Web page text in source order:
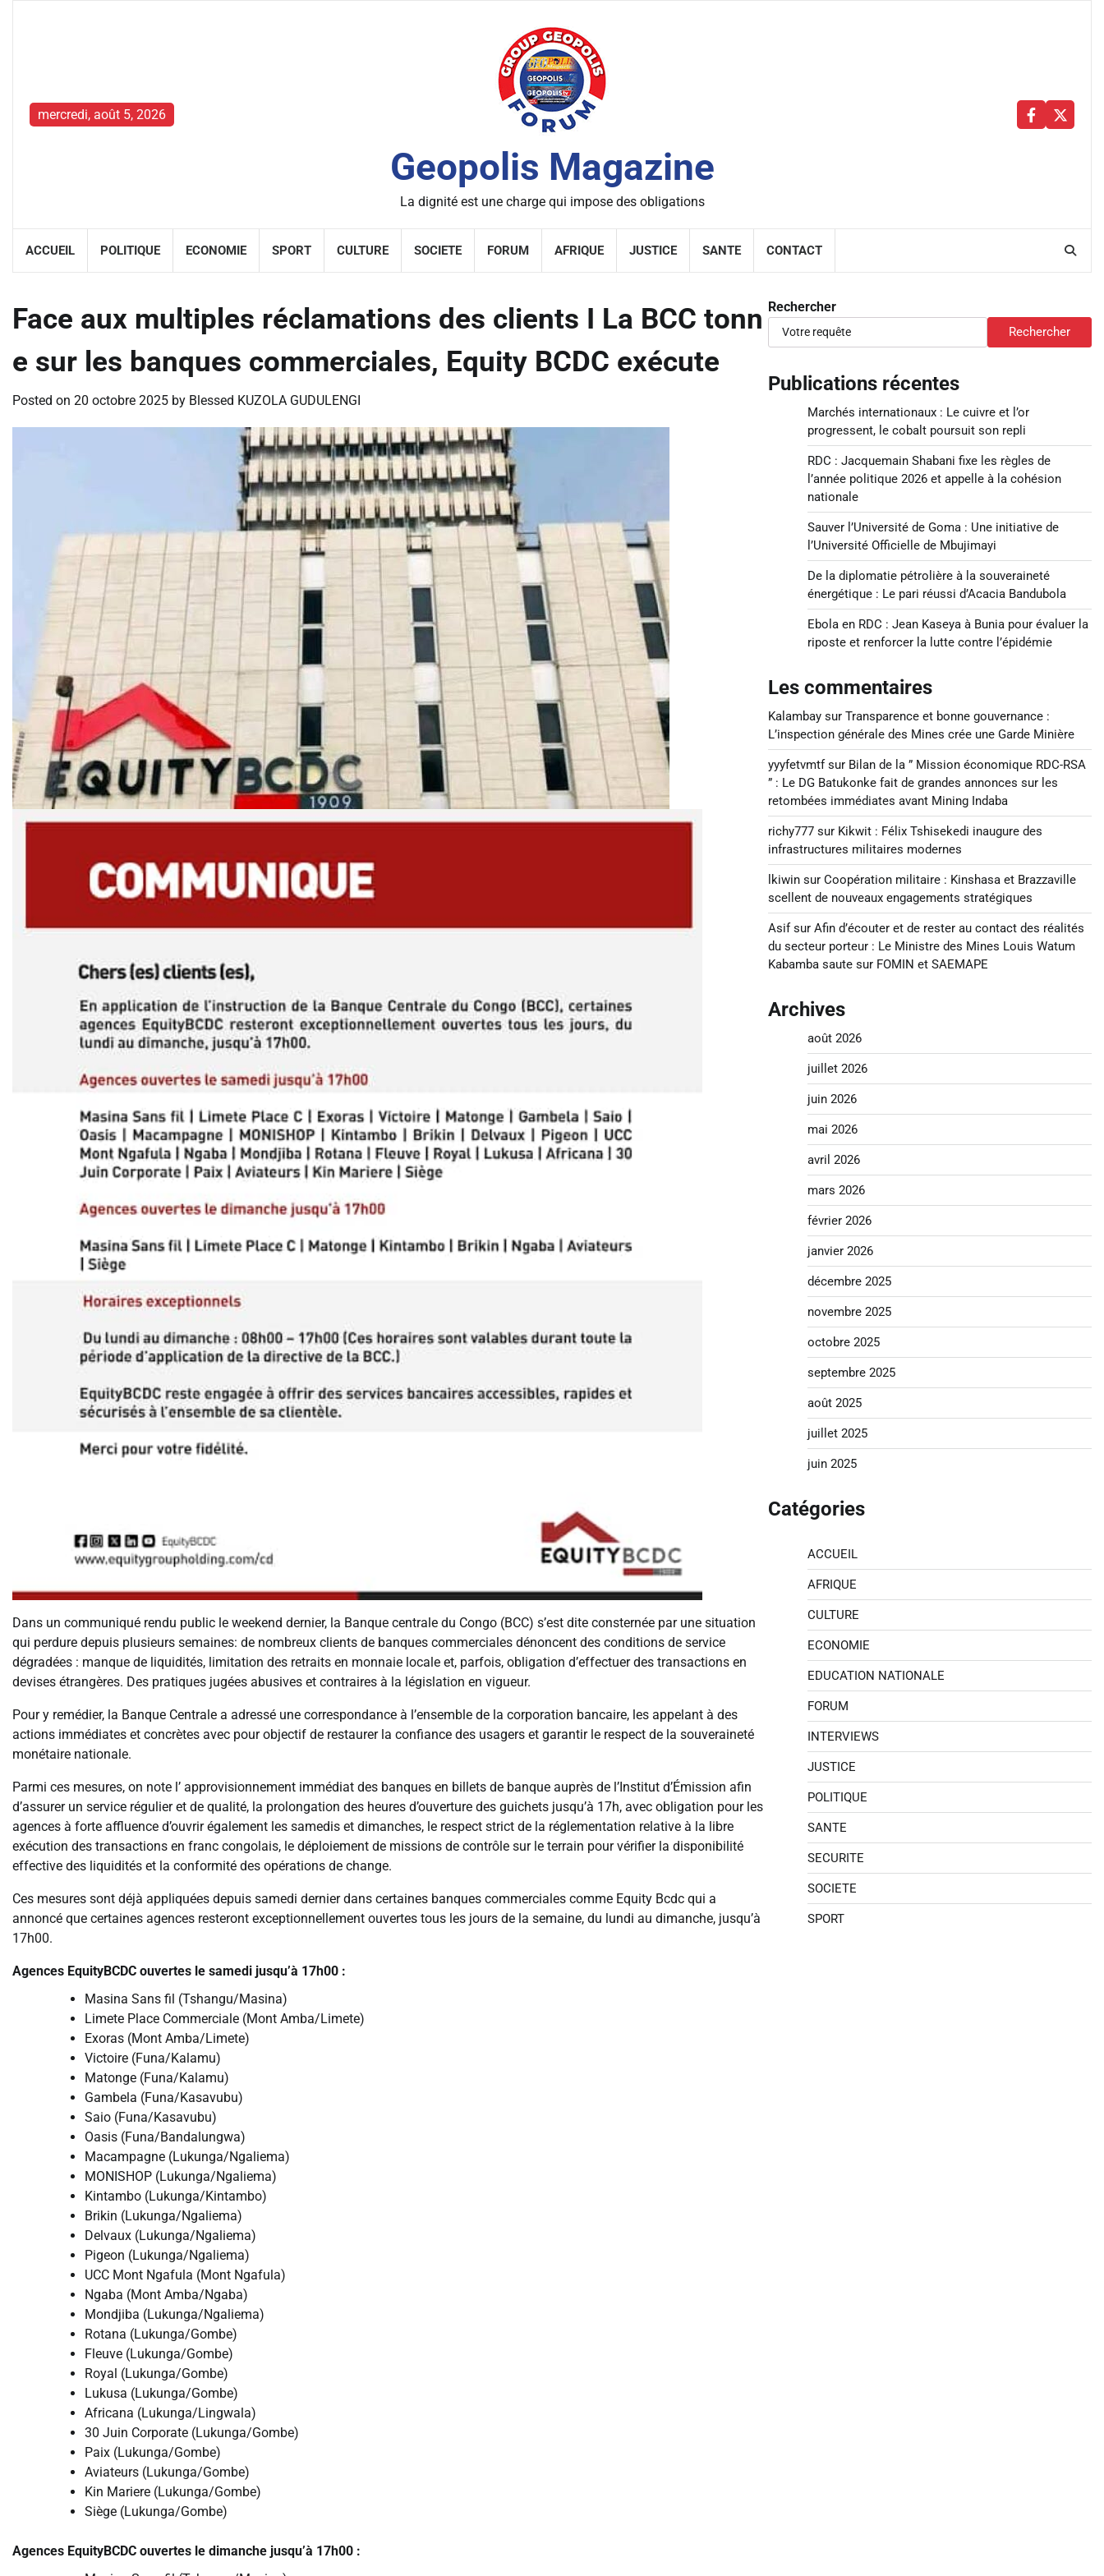
mercredi, août 5, 2026
Geopolis Magazine
La dignité est une charge qui impose des obligations
Facebbok
X
ACCUEIL POLITIQUE ECONOMIE SPORT CULTURE SOCIETE FORUM AFRIQUE JUSTICE SANTE CONTACT
Face aux multiples réclamations des clients I La BCC tonn
e sur les banques commerciales, Equity BCDC exécute
Posted on 20 octobre 2025 by Blessed KUZOLA GUDULENGI
Dans un communiqué rendu public le weekend dernier, la Banque centrale du Congo (BCC) s’est dite consternée par une situation
qui perdure depuis plusieurs semaines: de nombreux clients de banques commerciales dénoncent des conditions de service
dégradées : manque de liquidités, limitation des retraits en monnaie locale et, parfois, obligation d’effectuer des transactions en
devises étrangères. Des pratiques jugées abusives et contraires à la législation en vigueur.
Pour y remédier, la Banque Centrale a adressé une correspondance à l’ensemble de la corporation bancaire, les appelant à des
actions immédiates et concrètes avec pour objectif de restaurer la confiance des usagers et garantir le respect de la souveraineté
monétaire nationale.
Parmi ces mesures, on note l’ approvisionnement immédiat des banques en billets de banque auprès de l’Institut d’Émission afin
d’assurer un service régulier et de qualité, la prolongation des heures d’ouverture des guichets jusqu’à 17h, avec obligation pour les
agences à forte affluence d’ouvrir également les samedis et dimanches, le respect strict de la réglementation relative à la libre
exécution des transactions en franc congolais, le déploiement de missions de contrôle sur le terrain pour vérifier la disponibilité
effective des liquidités et la conformité des opérations de change.
Ces mesures sont déjà appliquées depuis samedi dernier dans certaines banques commerciales comme Equity Bcdc qui a
annoncé que certaines agences resteront exceptionnellement ouvertes tous les jours de la semaine, du lundi au dimanche, jusqu’à
17h00.
Agences EquityBCDC ouvertes le samedi jusqu’à 17h00 :
Masina Sans fil (Tshangu/Masina)
Limete Place Commerciale (Mont Amba/Limete)
Exoras (Mont Amba/Limete)
Victoire (Funa/Kalamu)
Matonge (Funa/Kalamu)
Gambela (Funa/Kasavubu)
Saio (Funa/Kasavubu)
Oasis (Funa/Bandalungwa)
Macampagne (Lukunga/Ngaliema)
MONISHOP (Lukunga/Ngaliema)
Kintambo (Lukunga/Kintambo)
Brikin (Lukunga/Ngaliema)
Delvaux (Lukunga/Ngaliema)
Pigeon (Lukunga/Ngaliema)
UCC Mont Ngafula (Mont Ngafula)
Ngaba (Mont Amba/Ngaba)
Mondjiba (Lukunga/Ngaliema)
Rotana (Lukunga/Gombe)
Fleuve (Lukunga/Gombe)
Royal (Lukunga/Gombe)
Lukusa (Lukunga/Gombe)
Africana (Lukunga/Lingwala)
30 Juin Corporate (Lukunga/Gombe)
Paix (Lukunga/Gombe)
Aviateurs (Lukunga/Gombe)
Kin Mariere (Lukunga/Gombe)
Siège (Lukunga/Gombe)
Agences EquityBCDC ouvertes le dimanche jusqu’à 17h00 :
Rechercher
Rechercher
Publications récentes
Marchés internationaux : Le cuivre et l’or
progressent, le cobalt poursuit son repli
RDC : Jacquemain Shabani fixe les règles de
l’année politique 2026 et appelle à la cohésion
nationale
Sauver l’Université de Goma : Une initiative de
l’Université Officielle de Mbujimayi
De la diplomatie pétrolière à la souveraineté
énergétique : Le pari réussi d’Acacia Bandubola
Ebola en RDC : Jean Kaseya à Bunia pour évaluer la
riposte et renforcer la lutte contre l’épidémie
Les commentaires
Kalambaysur Transparence et bonne gouvernance :
L’inspection générale des Mines crée une Garde Minière
yyyfetvmtfsur Bilan de la ” Mission économique RDC-RSA
” : Le DG Batukonke fait de grandes annonces sur les
retombées immédiates avant Mining Indaba
richy777sur Kikwit : Félix Tshisekedi inaugure des
infrastructures militaires modernes
lkiwinsur Coopération militaire : Kinshasa et Brazzaville
scellent de nouveaux engagements stratégiques
Asifsur Afin d’écouter et de rester au contact des réalités
du secteur porteur : Le Ministre des Mines Louis Watum
Kabamba saute sur FOMIN et SAEMAPE
Archives
août 2026
juillet 2026
juin 2026
mai 2026
avril 2026
mars 2026
février 2026
janvier 2026
décembre 2025
novembre 2025
octobre 2025
septembre 2025
août 2025
juillet 2025
juin 2025
Catégories
ACCUEIL
AFRIQUE
CULTURE
ECONOMIE
EDUCATION NATIONALE
FORUM
INTERVIEWS
JUSTICE
POLITIQUE
SANTE
SECURITE
SOCIETE
SPORT